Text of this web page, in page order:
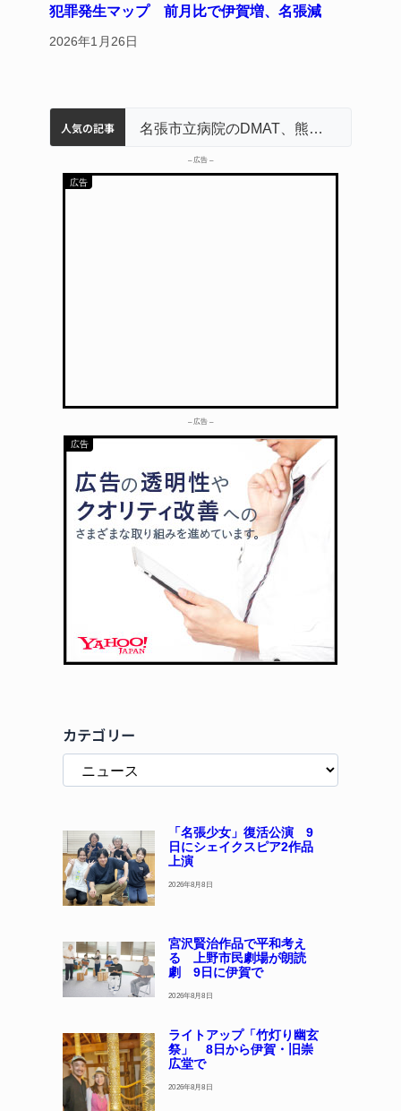
犯罪発生マップ 前月比で伊賀増、名張減
2026年1月26日
人気の記事
名張市水道料金47％値上げへ 答申案、審議会で大筋まとまる
器物損壊容疑で83歳女逮捕 伊賀署
中学校の陶壁モニュメント 地元建設会社がボランティアで清掃 伊賀 名張市立病院のDMAT、熊本地震の被災地へ 能登以来3回目の派遣
– 広告 –
– 広告 –
カテゴリー
「名張少女」復活公演 9
日にシェイクスピア2作品
上演
2026年8月8日
宮沢賢治作品で平和考え
る 上野市民劇場が朗読
劇 9日に伊賀で
2026年8月8日
ライトアップ「竹灯り幽玄
祭」 8日から伊賀・旧崇
広堂で
2026年8月8日